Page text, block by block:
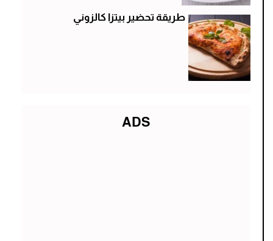
طريقة تحضير بيتزا كالزوني
ADS